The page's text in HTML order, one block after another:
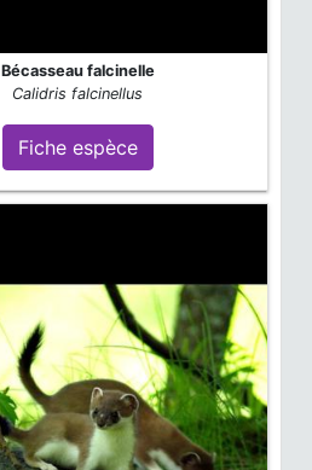
Bécasseau falcinelle
Calidris falcinellus
Fiche espèce